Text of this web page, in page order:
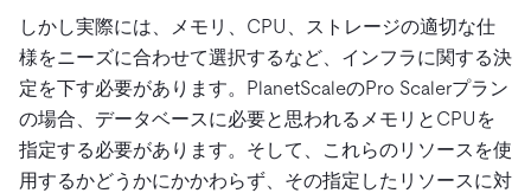
しかし実際には、メモリ、CPU、ストレージの適切な仕
様をニーズに合わせて選択するなど、インフラに関する決
定を下す必要があります。PlanetScaleのPro Scalerプラン
の場合、データベースに必要と思われるメモリとCPUを
指定する必要があります。そして、これらのリソースを使
用するかどうかにかかわらず、その指定したリソースに対